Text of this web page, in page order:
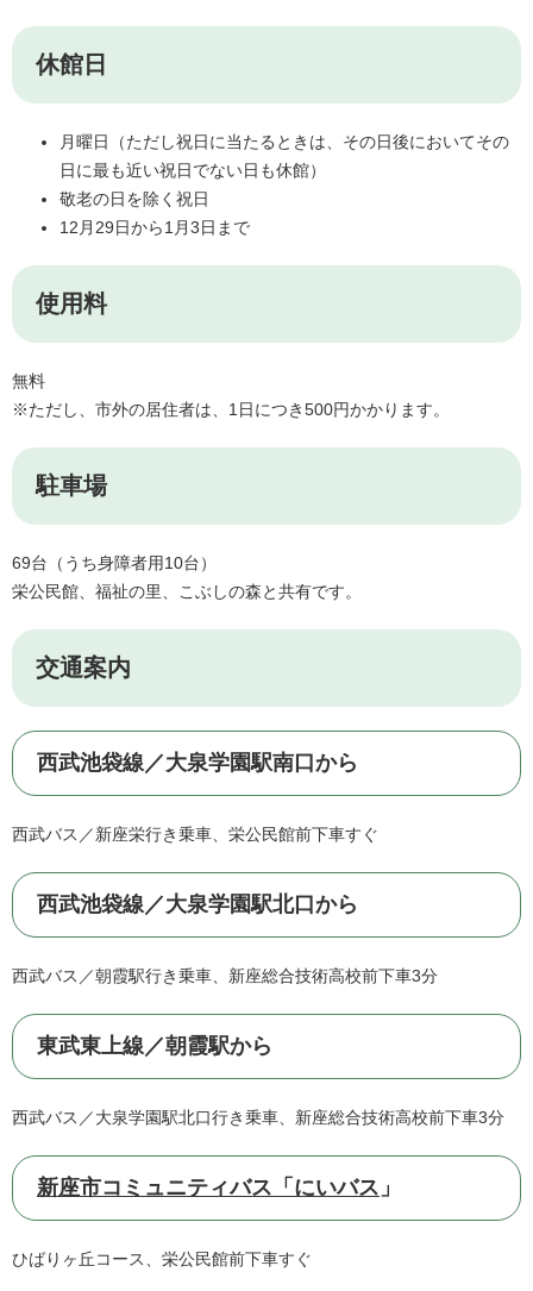
休館日
月曜日（ただし祝日に当たるときは、その日後においてその
日に最も近い祝日でない日も休館）
敬老の日を除く祝日
12月29日から1月3日まで
使用料
無料
※ただし、市外の居住者は、1日につき500円かかります。
駐車場
69台（うち身障者用10台）
栄公民館、福祉の里、こぶしの森と共有です。
交通案内
西武池袋線／大泉学園駅南口から
西武バス／新座栄行き乗車、栄公民館前下車すぐ
西武池袋線／大泉学園駅北口から
西武バス／朝霞駅行き乗車、新座総合技術高校前下車3分
東武東上線／朝霞駅から
西武バス／大泉学園駅北口行き乗車、新座総合技術高校前下車3分
新座市コミュニティバス「にいバス 」
ひばりヶ丘コース、栄公民館前下車すぐ